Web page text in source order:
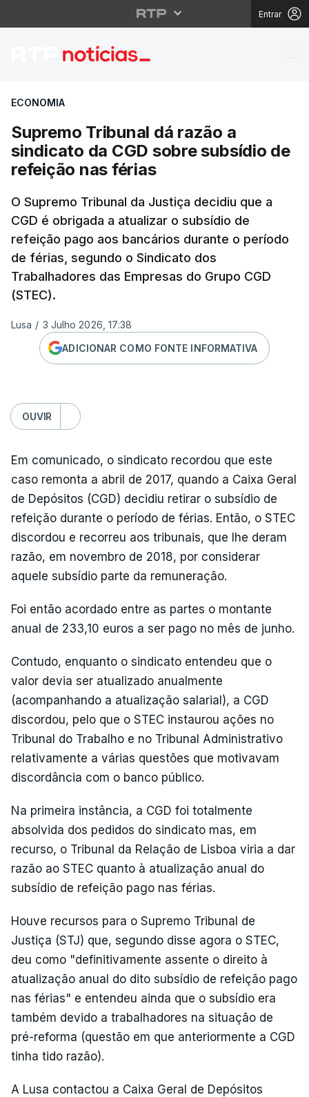
Entrar
Supremo Tribunal dá
ECONOMIA
Supremo Tribunal dá razão a
sindicato da CGD sobre subsídio de
refeição nas férias
O Supremo Tribunal da Justiça decidiu que a
CGD é obrigada a atualizar o subsídio de
refeição pago aos bancários durante o período
de férias, segundo o Sindicato dos
Trabalhadores das Empresas do Grupo CGD
(STEC).
Lusa / 3 Julho 2026, 17:38
ADICIONAR COMO FONTE INFORMATIVA
OUVIR
Em comunicado, o sindicato recordou que este
caso remonta a abril de 2017, quando a Caixa Geral
de Depósitos (CGD) decidiu retirar o subsídio de
refeição durante o período de férias. Então, o STEC
discordou e recorreu aos tribunais, que lhe deram
razão, em novembro de 2018, por considerar
aquele subsídio parte da remuneração.
Foi então acordado entre as partes o montante
anual de 233,10 euros a ser pago no mês de junho.
Contudo, enquanto o sindicato entendeu que o
valor devia ser atualizado anualmente
(acompanhando a atualização salarial), a CGD
discordou, pelo que o STEC instaurou ações no
Tribunal do Trabalho e no Tribunal Administrativo
relativamente a várias questões que motivavam
discordância com o banco público.
Na primeira instância, a CGD foi totalmente
absolvida dos pedidos do sindicato mas, em
recurso, o Tribunal da Relação de Lisboa viria a dar
razão ao STEC quanto à atualização anual do
subsídio de refeição pago nas férias.
Houve recursos para o Supremo Tribunal de
Justiça (STJ) que, segundo disse agora o STEC,
deu como "definitivamente assente o direito à
atualização anual do dito subsídio de refeição pago
nas férias" e entendeu ainda que o subsídio era
também devido a trabalhadores na situação de
pré-reforma (questão em que anteriormente a CGD
tinha tido razão).
A Lusa contactou a Caixa Geral de Depósitos